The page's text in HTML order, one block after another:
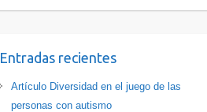
Entradas recientes
Artículo Diversidad en el juego de las
personas con autismo